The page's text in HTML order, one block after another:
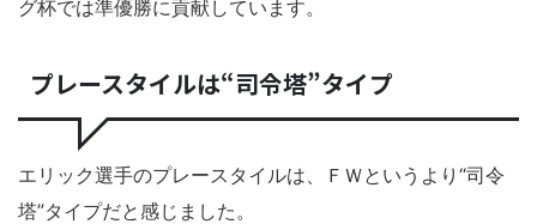
グ杯では準優勝に貢献しています。
プレースタイルは“司令塔”タイプ
エリック選手のプレースタイルは、ＦＷというより“司令
塔”タイプだと感じました。